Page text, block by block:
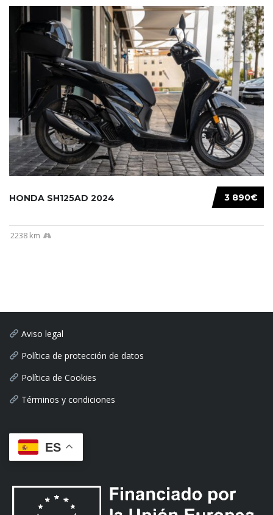
3 890€
HONDA SH125AD 2024
2238 km
Aviso legal
Política de protección de datos
Política de Cookies
Términos y condiciones
ES